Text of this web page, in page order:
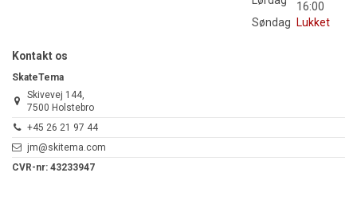
16:00
Søndag
Lukket
Kontakt os
SkateTema
Skivevej 144,
7500 Holstebro
+45 26 21 97 44
jm@skitema.com
CVR-nr: 43233947